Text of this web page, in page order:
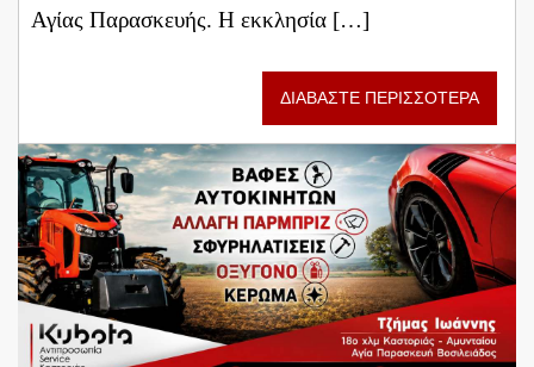
Αγίας Παρασκευής. Η εκκλησία […]
ΔΙΑΒΑΣΤΕ ΠΕΡΙΣΣΟΤΕΡΑ